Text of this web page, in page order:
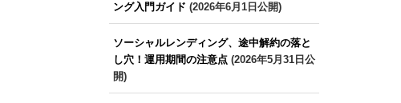
ング入門ガイド (2026年6月1日公開)
ソーシャルレンディング、途中解約の落と
し穴！運用期間の注意点(2026年5月31日公
開)